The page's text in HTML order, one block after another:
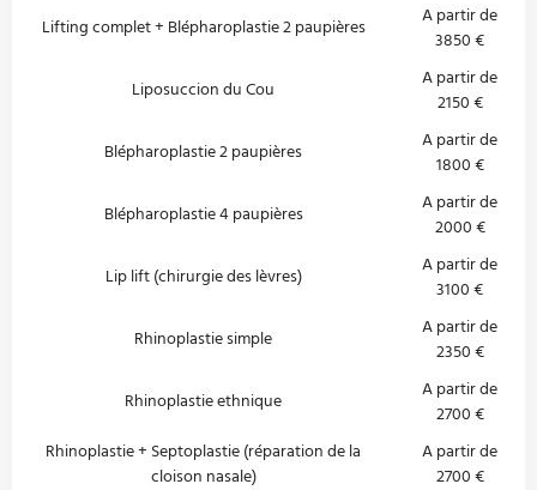
Lifting complet + Blépharoplastie 2 paupières
A partir de
3850 €
Liposuccion du Cou
A partir de
2150 €
Blépharoplastie 2 paupières
A partir de
1800 €
Blépharoplastie 4 paupières
A partir de
2000 €
Lip lift (chirurgie des lèvres)
A partir de
3100 €
Rhinoplastie simple
A partir de
2350 €
Rhinoplastie ethnique
A partir de
2700 €
Rhinoplastie + Septoplastie (réparation de la
cloison nasale)
A partir de
2700 €